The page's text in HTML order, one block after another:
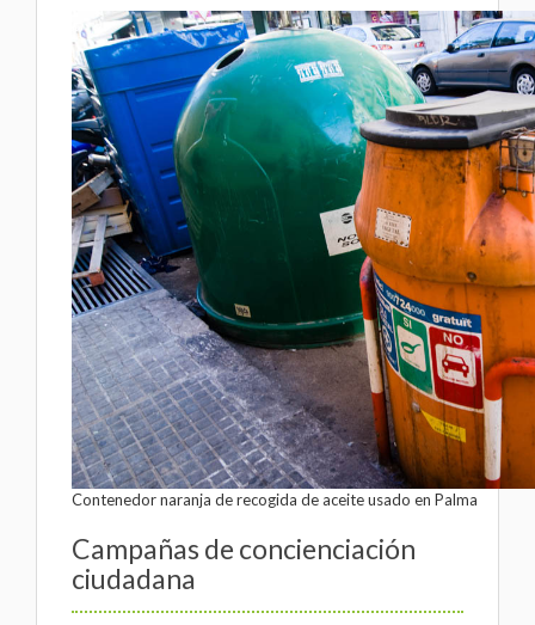
Contenedor naranja de recogida de aceite usado en Palma
Campañas de concienciación
ciudadana